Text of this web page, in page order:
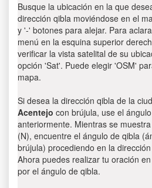
Busque la ubicación en la que
dirección qibla moviéndose en el
y '-' botones para alejar. Para
menú en la esquina superior
verificar la vista satelital de su
opción 'Sat'. Puede elegir 'OSM'
mapa.
Si desea la dirección qibla de la
Acentejo con brújula, use el
anteriormente. Mientras se
(N), encuentre el ángulo de qibla
brújula) procediendo en la
Ahora puedes realizar tu oración
por el ángulo de qibla.